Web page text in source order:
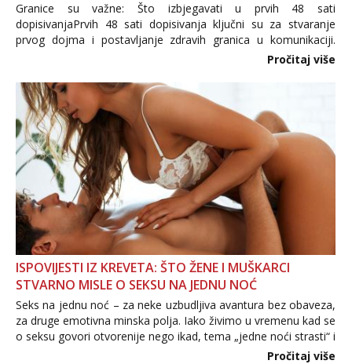
Granice su važne: Što izbjegavati u prvih 48 sati
dopisivanjaPrvih 48 sati dopisivanja ključni su za stvaranje
prvog dojma i postavljanje zdravih granica u komunikaciji.
Važno je izbjeći prebrzo otkrivanje osobnih ili intimnih
informacija, jer nepoznata osoba još nije zaslužila to
povjerenje. Takođe...
Pročitaj više
ISPOVIJESTI IZ KREVETA: ŠTO ŽENE I MUŠKARCI
STVARNO MISLE O SEKSU NA JEDNU NOĆ
Seks na jednu noć – za neke uzbudljiva avantura bez obaveza,
za druge emotivna minska polja. Iako živimo u vremenu kad se
o seksu govori otvorenije nego ikad, tema „jedne noći strasti“ i
dalje izaziva burne rasprave. Što zapravo misle žene, a što
Pročitaj više